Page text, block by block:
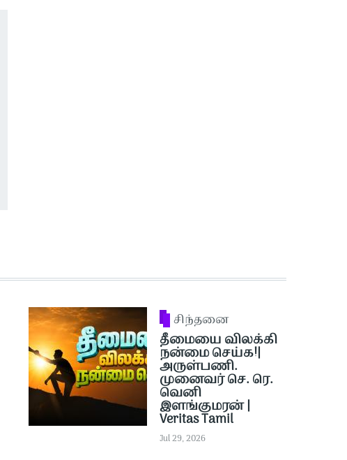
சிந்தனை
தீமையை விலக்கி
நன்மை செய்க!|
அருள்பணி.
முனைவர் செ. ரெ.
வெனி
இளங்குமரன் |
Veritas Tamil
Jul 29, 2026